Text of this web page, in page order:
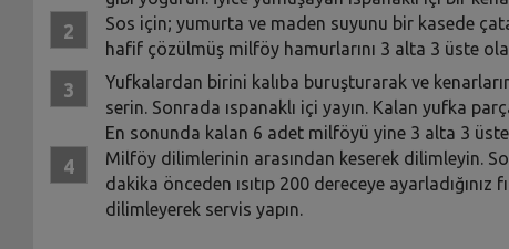
Sos için; yumurta ve maden suyunu bir kasede
hafif çözülmüş milföy hamurlarını 3 alta 3 üste
Yufkalardan birini kalıba buruşturarak ve
serin. Sonrada ıspanaklı içi yayın. Kalan yufka
En sonunda kalan 6 adet milföyü yine 3 alta 3
Milföy dilimlerinin arasından keserek dilimleyin.
dakika önceden ısıtıp 200 dereceye ayarladığınız
dilimleyerek servis yapın.